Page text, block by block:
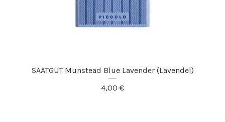
SAATGUT Munstead Blue Lavender (Lavendel)
4,00 €